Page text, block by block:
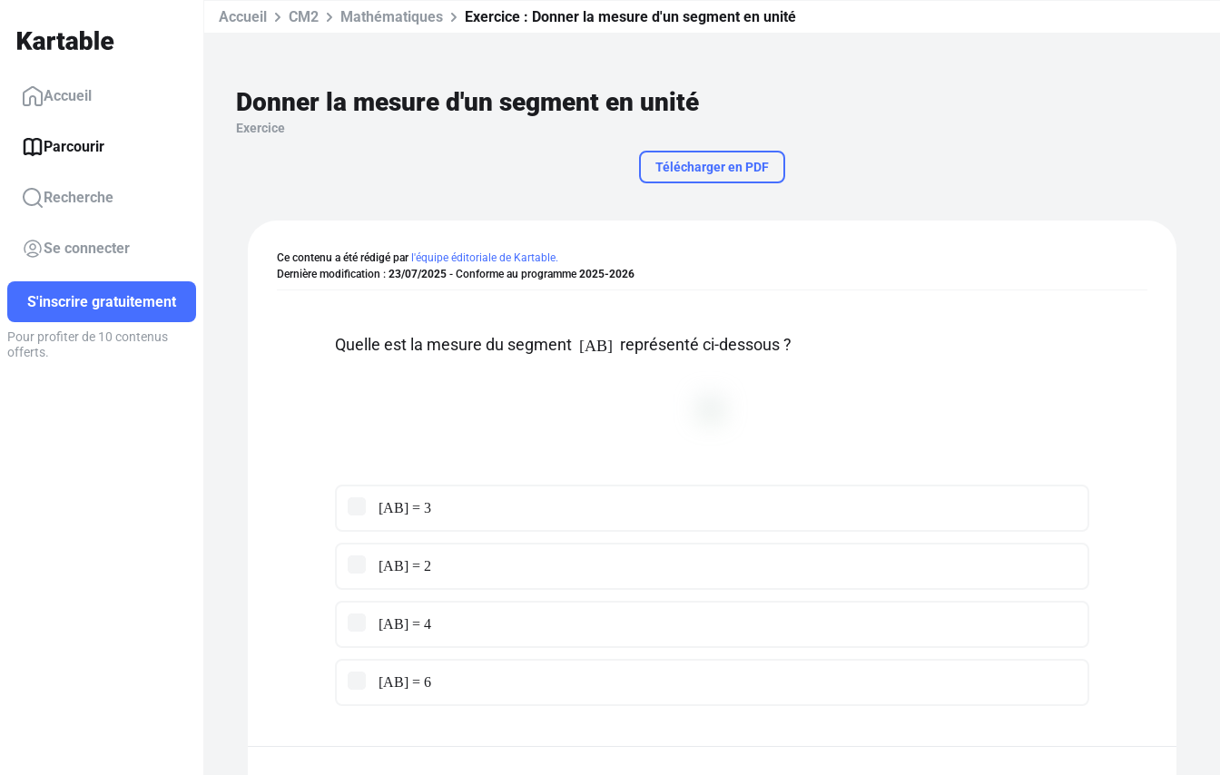
Accueil
Parcourir
Recherche
Se connecter
S'inscrire gratuitement
Pour profiter de 10 contenus
offerts.
Accueil CM2 Mathématiques Exercice : Donner la mesure d'un segment en unité
Donner la mesure d'un segment en unité
Exercice
Télécharger en PDF
Ce contenu a été rédigé par l'équipe éditoriale de Kartable.
Dernière modification : 23/07/2025 - Conforme au programme 2025-2026
Quelle est la mesure du segment [AB] représenté ci-dessous ?
[AB] = 3
[AB] = 2
[AB] = 4
[AB] = 6